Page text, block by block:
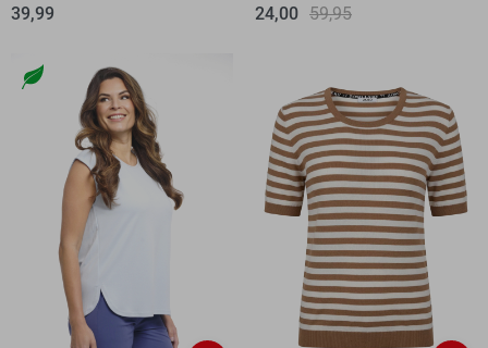
39,99
24,00 59,95